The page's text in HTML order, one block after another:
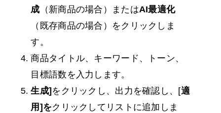
成 （新商品の場合）またはAI最適化
（既存商品の場合）をクリックしま
す。
商品タイトル、キーワード、トーン、
目標語数を入力します。
生成]をクリックし、出力を確認し、[適
用]をクリックしてリストに追加しま